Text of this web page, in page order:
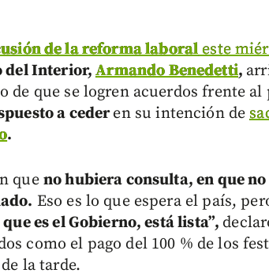
de la reforma laboraleste
del Interior,Armando Benedetti,
de que se logren acuerdos frente
a cederen su intención de
.
que no hubiera consulta, en que no
Eso es lo que espera el país,
es el Gobierno, está lista”,
como el pago del 100 % de los
la tarde.